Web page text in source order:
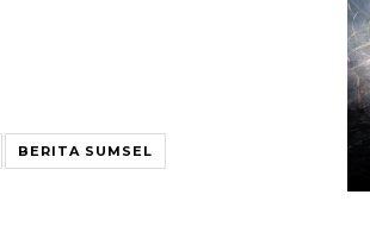
BERITA SUMSEL
arabika Gayo
2026 11:15 WIB